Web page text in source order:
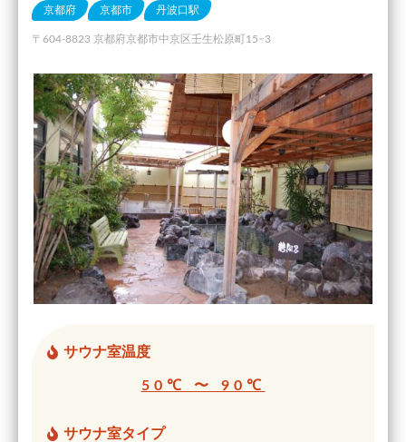
京都府 京都市 丹波口駅
〒604-8823 京都府京都市中京区壬生松原町15−3
サウナ室温度
50℃ 〜 90℃
サウナ室タイプ